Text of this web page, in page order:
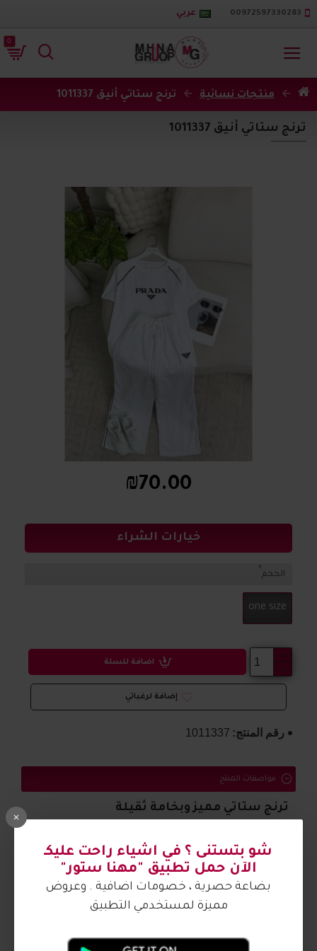
00972597330283 عربي
0
شو بتستنى ؟ في اشياء راحت عليكـ
الآن حمل تطبيق "مهنا ستور"
بضاعة حصرية ، خصومات اضافية . وعروض
مميزة لمستخدمي التطبيق
منتجات نسائية ترنج ستاتي أنيق 1011337
ترنج ستاتي أنيق 1011337
رقم المنتج: 1011337
₪70.00
خيارات الشراء
الحجم
one size
اضافة للسلة
إضافة لرغباتي
مواصفات المنتج
ترنج ستاتي مميز وبخامة ثقيلة